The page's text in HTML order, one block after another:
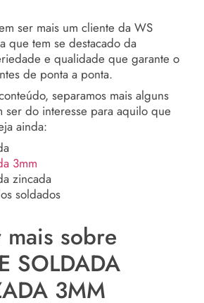
ser mais um cliente da WS
que tem se destacado da
e qualidade que garante o
de ponta a ponta.
separamos mais alguns
ser do interesse para aquilo que
ainda:
3mm
zincada
soldados
mais sobre
SOLDADA
3MM